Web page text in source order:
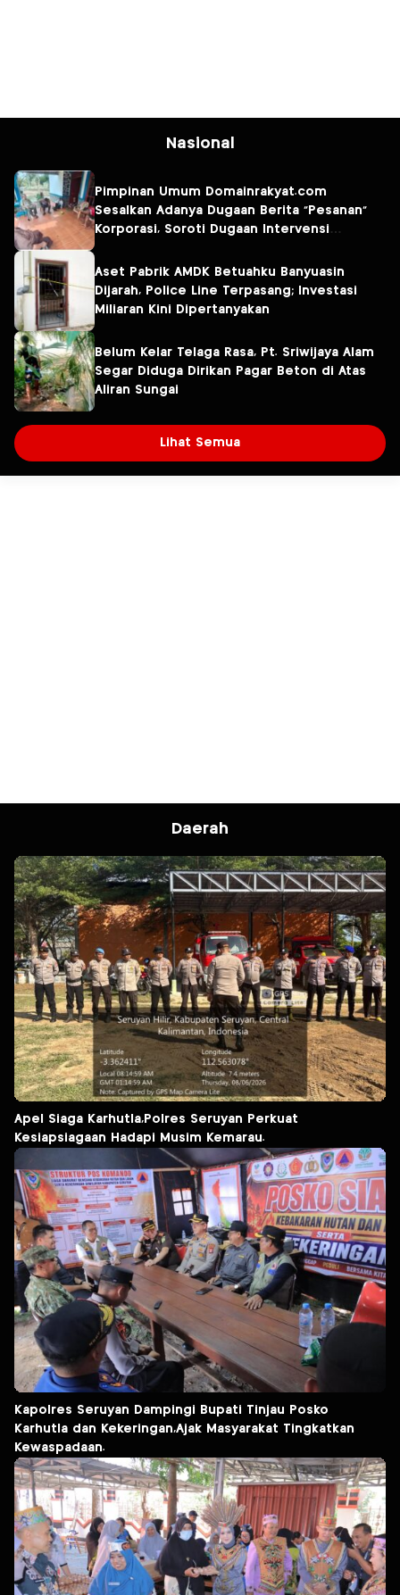
Nasional
Pimpinan Umum Domainrakyat.com
Sesalkan Adanya Dugaan Berita “Pesanan”
Korporasi, Soroti Dugaan Intervensi
Lingkungan
Aset Pabrik AMDK Betuahku Banyuasin
Dijarah, Police Line Terpasang; Investasi
Miliaran Kini Dipertanyakan
Belum Kelar Telaga Rasa, Pt. Sriwijaya Alam
Segar Diduga Dirikan Pagar Beton di Atas
Aliran Sungai
Lihat Semua
Daerah
Apel Siaga Karhutla,Polres Seruyan Perkuat
Kesiapsiagaan Hadapi Musim Kemarau.
Kapolres Seruyan Dampingi Bupati Tinjau Posko
Karhutla dan Kekeringan,Ajak Masyarakat Tingkatkan
Kewaspadaan.